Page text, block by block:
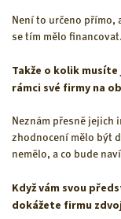
Není to určeno přímo,
se tím mělo financovat.
Takže o kolik
rámci své firmy na
Neznám přesně jejich
zhodnocení mělo být
nemělo, a co bude
Když vám svou
dokážete firmu